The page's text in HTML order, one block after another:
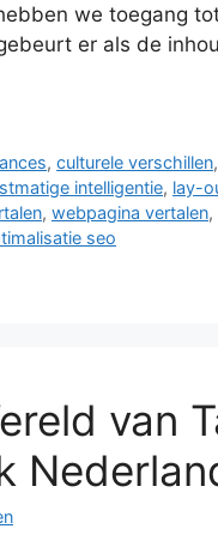
we toegang
er als de
,culturele verschillen
intelligentie, lay-
, webpagina vertalen,
seo
van